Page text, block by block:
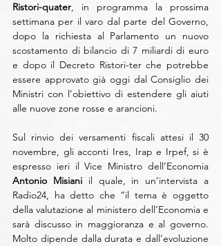
Ristori-quater, in programma la prossima
settimana per il varo dal parte del Governo,
dopo la richiesta al Parlamento un nuovo
scostamento di bilancio di 7 miliardi di euro
e dopo il Decreto Ristori-ter che potrebbe
essere approvato già oggi dal Consiglio dei
Ministri con l’obiettivo di estendere gli aiuti
alle nuove zone rosse e arancioni.
Sul rinvio dei versamenti fiscali attesi il 30
novembre, gli acconti Ires, Irap e Irpef, si è
Antonio Misiani il quale, in un’intervista a
Radio24, ha detto che “il tema è oggetto
della valutazione al ministero dell’Economia e
sarà discusso in maggioranza e al governo.
Molto dipende dalla durata e dall’evoluzione